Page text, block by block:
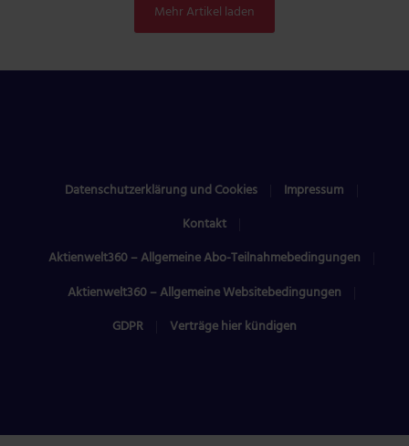
Mehr Artikel laden
Datenschutzerklärung und Cookies
Impressum
Kontakt
Aktienwelt360 – Allgemeine Abo-Teilnahmebedingungen
Aktienwelt360 – Allgemeine Websitebedingungen
GDPR
Verträge hier kündigen